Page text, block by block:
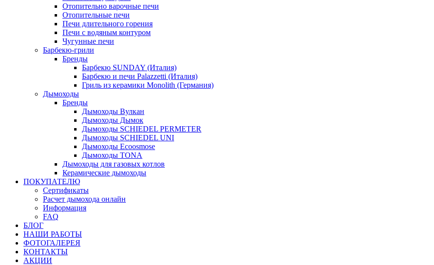
Отопительно варочные печи
Отопительные печи
Печи длительного горения
Печи с водяным контуром
Чугунные печи
Барбекю-грили
Бренды
Барбекю SUNDAY (Италия)
Барбекю и печи Palazzetti (Италия)
Гриль из керамики Monolith (Германия)
Дымоходы
Бренды
Дымоходы Вулкан
Дымоходы Дымок
Дымоходы SCHIEDEL PERMETER
Дымоходы SCHIEDEL UNI
Дымоходы Ecoosmose
Дымоходы TONA
Дымоходы для газовых котлов
Керамические дымоходы
ПОКУПАТЕЛЮ
Сертификаты
Расчет дымохода онлайн
Информация
FAQ
БЛОГ
НАШИ РАБОТЫ
ФОТОГАЛЕРЕЯ
КОНТАКТЫ
АКЦИИ